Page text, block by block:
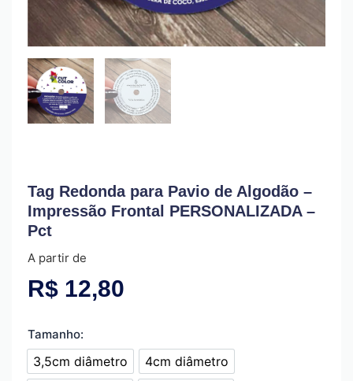
Tag Redonda para Pavio de Algodão –
Impressão Frontal PERSONALIZADA –
Pct
A partir de
R$ 12,80
Tamanho:
3,5cm diâmetro
3,5cm diâmetro
4cm diâmetro
4cm diâmetro